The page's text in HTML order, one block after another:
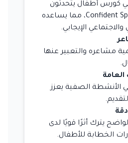
كورس أطفال يتحدثون
بثقة – Confident Speakers Kids، مما يساعده
الإيجابي.
مشاعره والتعبير عنها
العامة
الأنشطة الصفية يعزز
يترك أثرًا قويًا لدى
الخطابة للأطفال.